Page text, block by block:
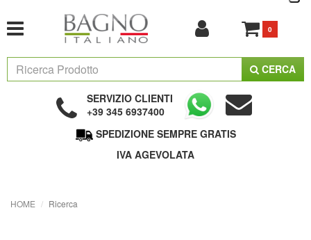
0
CERCA
SERVIZIO CLIENTI
+39 345 6937400
SPEDIZIONE SEMPRE GRATIS
IVA AGEVOLATA
HOME Ricerca